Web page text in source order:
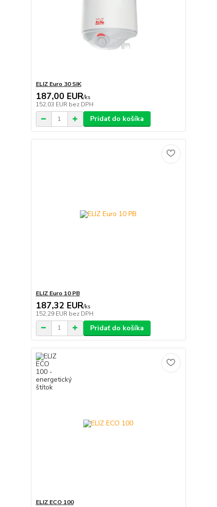
ELIZ Euro 30 SIK
187,00 EUR/ks
152,03 EUR bez DPH
Pridať do košíka
ELIZ Euro 10 PB
187,32 EUR/ks
152,29 EUR bez DPH
Pridať do košíka
ELIZ ECO 100